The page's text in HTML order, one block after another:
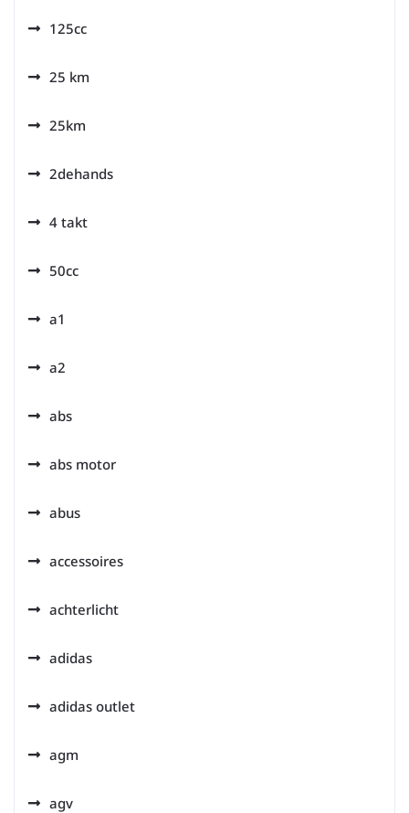
125cc
25 km
25km
2dehands
4 takt
50cc
a1
a2
abs
abs motor
abus
accessoires
achterlicht
adidas
adidas outlet
agm
agv